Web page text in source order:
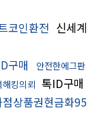
코인환전 신세계
구매
안전한에그판
킹의뢰 톡ID구매
점상품권현금화95